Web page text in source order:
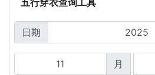
五行穿衣查询工具
日期
月